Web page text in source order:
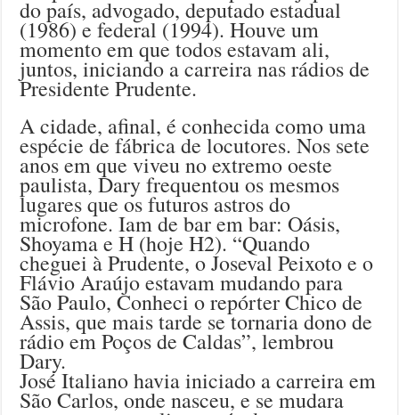
do país, advogado, deputado estadual
(1986) e federal (1994). Houve um
momento em que todos estavam ali,
juntos, iniciando a carreira nas rádios de
Presidente Prudente.
A cidade, afinal, é conhecida como uma
espécie de fábrica de locutores. Nos sete
anos em que viveu no extremo oeste
paulista, Dary frequentou os mesmos
lugares que os futuros astros do
microfone. Iam de bar em bar: Oásis,
Shoyama e H (hoje H2). “Quando
cheguei à Prudente, o Joseval Peixoto e o
Flávio Araújo estavam mudando para
São Paulo, Conheci o repórter Chico de
Assis, que mais tarde se tornaria dono de
rádio em Poços de Caldas”, lembrou
Dary.
José Italiano havia iniciado a carreira em
São Carlos, onde nasceu, e se mudara